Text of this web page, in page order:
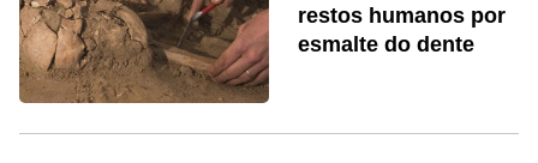
restos humanos por
esmalte do dente